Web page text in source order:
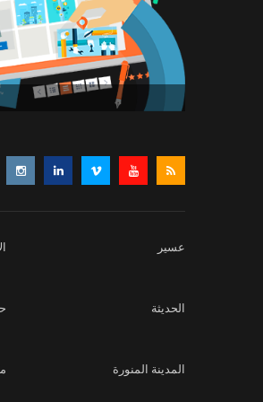
عسير
الحديثة
المدينة المنورة